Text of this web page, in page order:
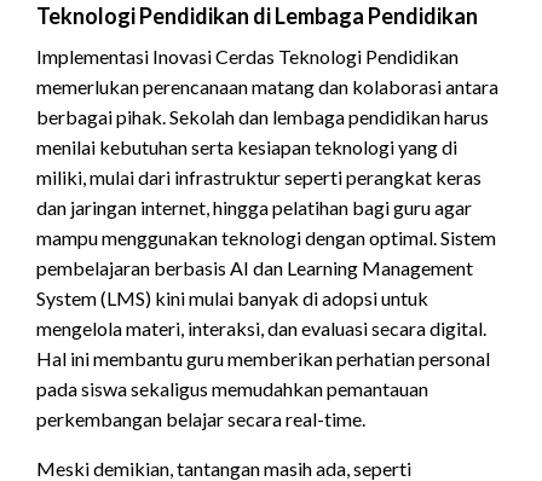
Teknologi Pendidikan di Lembaga Pendidikan
Implementasi Inovasi Cerdas Teknologi Pendidikan
memerlukan perencanaan matang dan kolaborasi antara
berbagai pihak. Sekolah dan lembaga pendidikan harus
menilai kebutuhan serta kesiapan teknologi yang di
miliki, mulai dari infrastruktur seperti perangkat keras
dan jaringan internet, hingga pelatihan bagi guru agar
mampu menggunakan teknologi dengan optimal. Sistem
pembelajaran berbasis AI dan Learning Management
System (LMS) kini mulai banyak di adopsi untuk
mengelola materi, interaksi, dan evaluasi secara digital.
Hal ini membantu guru memberikan perhatian personal
pada siswa sekaligus memudahkan pemantauan
perkembangan belajar secara real-time.
Meski demikian, tantangan masih ada, seperti